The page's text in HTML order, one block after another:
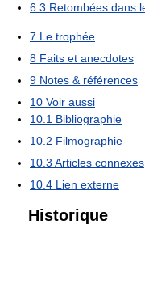
6.3 Retombées dans
7 Le trophée
8 Faits et anecdotes
9 Notes & références
10 Voir aussi
10.1 Bibliographie
10.2 Filmographie
10.3 Articles connexes
10.4 Lien externe
Historique